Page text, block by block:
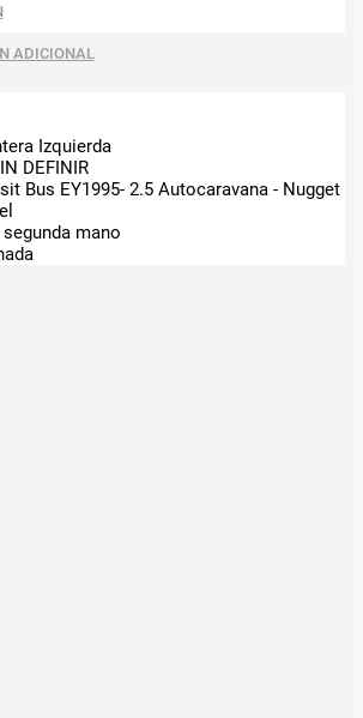
ADICIONAL
Izquierda
DEFINIR
Bus EY1995- 2.5 Autocaravana - Nugget
mano